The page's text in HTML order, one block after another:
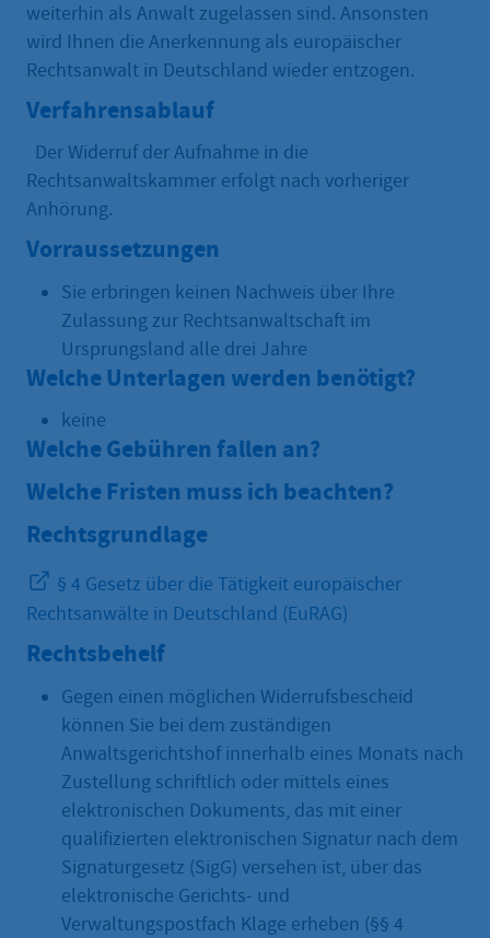
weiterhin als Anwalt zugelassen sind. Ansonsten
wird Ihnen die Anerkennung als europäischer
Rechtsanwalt in Deutschland wieder entzogen.
Verfahrensablauf
Der Widerruf der Aufnahme in die
Rechtsanwaltskammer erfolgt nach vorheriger
Anhörung.
Vorraussetzungen
Sie erbringen keinen Nachweis über Ihre
Zulassung zur Rechtsanwaltschaft im
Ursprungsland alle drei Jahre
Welche Unterlagen werden benötigt?
keine
Welche Gebühren fallen an?
Welche Fristen muss ich beachten?
Rechtsgrundlage
§ 4 Gesetz über die Tätigkeit europäischer
Rechtsanwälte in Deutschland (EuRAG)
Rechtsbehelf
Gegen einen möglichen Widerrufsbescheid
können Sie bei dem zuständigen
Anwaltsgerichtshof innerhalb eines Monats nach
Zustellung schriftlich oder mittels eines
elektronischen Dokuments, das mit einer
qualifizierten elektronischen Signatur nach dem
Signaturgesetz (SigG) versehen ist, über das
elektronische Gerichts- und
Verwaltungspostfach Klage erheben (§§ 4